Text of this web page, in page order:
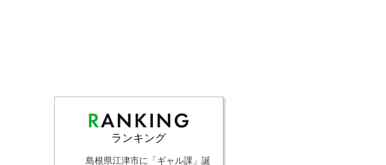
ランキング
島根県江津市に「ギャル課」誕